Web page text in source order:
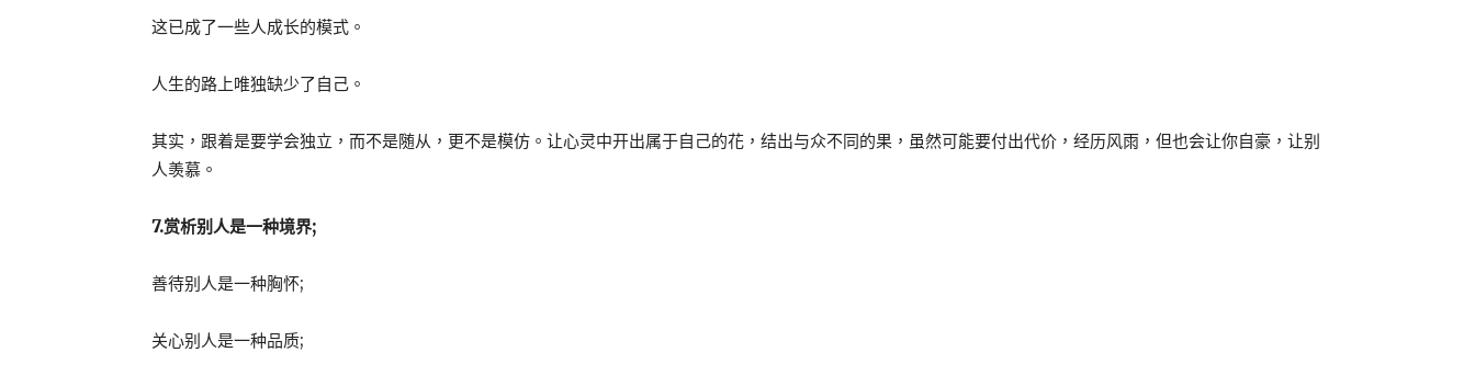
这已成了一些人成长的模式。
人生的路上唯独缺少了自己。
其实，跟着是要学会独立，而不是随从，更不是模仿。让心灵中开出属于自己的花，结出与众不同的果，虽然可能要付出代价，经历风雨，但也会让你自豪，让别
人羡慕。
7.赏析别人是一种境界;
善待别人是一种胸怀;
关心别人是一种品质;